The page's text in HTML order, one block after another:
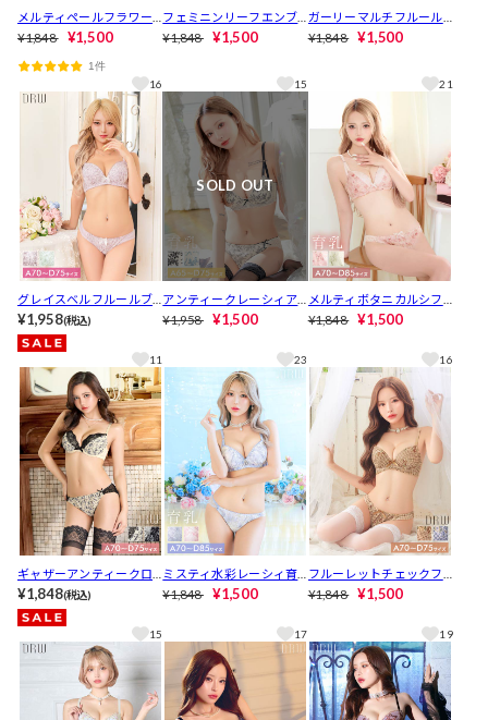
メルティペールフラワー
ブラジャー&フルバックシ
¥1,848 ¥1,500
1件
16
フェミニンリーフエンブ
ロイダリーブラジャー&フ
¥1,848 ¥1,500
15
ガーリーマルチフルール
ブラジャー&フルバックシ
¥1,848 ¥1,500
21
グレイスベルフルールブ
ラジャー&フルバックショ
ーツ[推し][人気]
¥1,958(税込)
11
SOLD OUT
アンティークレーシィア
イビー育乳ブラジャー&バ
¥1,958 ¥1,500
23
メルティボタニカルシフ
ォン育乳ブラジャー&フル
¥1,848 ¥1,500
16
ギャザーアンティークロ
ーズブラジャー&フルバッ
クショーツ[推し][人気]
¥1,848(税込)
15
ミスティ水彩レーシィ育
乳ブラジャー&フルバック
¥1,848 ¥1,500
17
フルーレットチェックフ
リルブラジャー&フルバッ
¥1,848 ¥1,500
19